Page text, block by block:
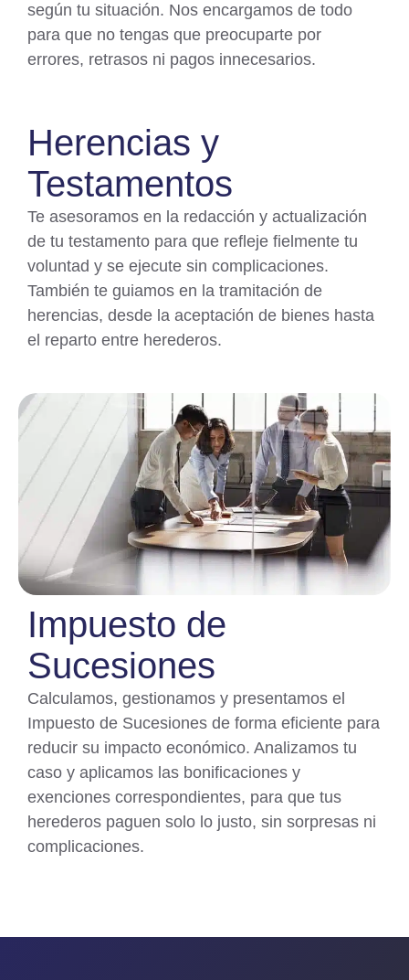
según tu situación. Nos encargamos de todo
para que no tengas que preocuparte por
errores, retrasos ni pagos innecesarios.
Herencias y
Testamentos
Te asesoramos en la redacción y actualización
de tu testamento para que refleje fielmente tu
voluntad y se ejecute sin complicaciones.
También te guiamos en la tramitación de
herencias, desde la aceptación de bienes hasta
el reparto entre herederos.
Impuesto de
Sucesiones
Calculamos, gestionamos y presentamos el
Impuesto de Sucesiones de forma eficiente para
reducir su impacto económico. Analizamos tu
caso y aplicamos las bonificaciones y
exenciones correspondientes, para que tus
herederos paguen solo lo justo, sin sorpresas ni
complicaciones.